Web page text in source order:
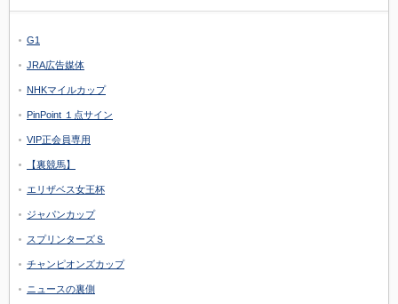
G1
JRA広告媒体
NHKマイルカップ
PinPoint １点サイン
VIP正会員専用
【裏競馬】
エリザベス女王杯
ジャパンカップ
スプリンターズＳ
チャンピオンズカップ
ニュースの裏側